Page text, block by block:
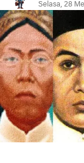
Selasa, 28